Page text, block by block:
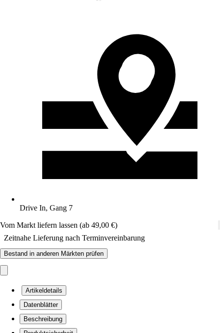
Drive In, Gang 7
Vom Markt liefern lassen (ab 49,00 €)
Zeitnahe Lieferung nach Terminvereinbarung
Bestand in anderen Märkten prüfen
Artikeldetails
Datenblätter
Beschreibung